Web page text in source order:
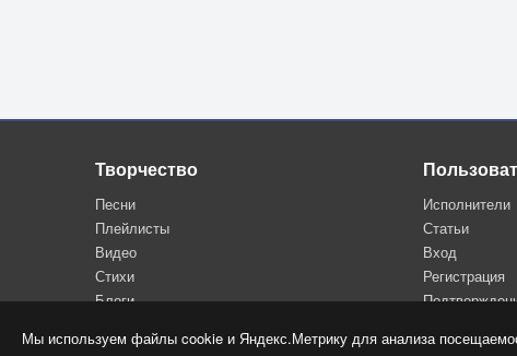
Мы используем файлы cookie и Яндекс.Метрику для анализа
Творчество
Песни
Плейлисты
Видео
Стихи
Блоги
Исполнители
Статьи
Вход
Регистрация